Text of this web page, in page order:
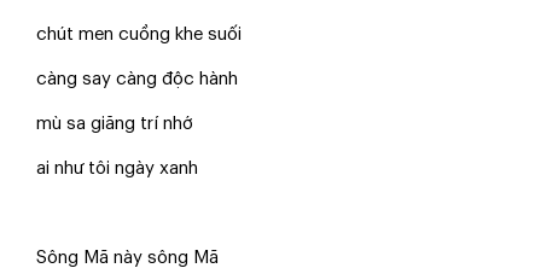
chút men cuồng khe suối
càng say càng độc hành
mù sa giăng trí nhớ
ai như tôi ngày xanh
Sông Mã này sông Mã